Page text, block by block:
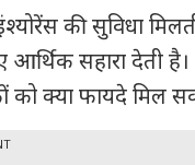
की सुविधा
आर्थिक सहारा देती
को क्या फायदे मिल